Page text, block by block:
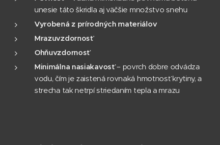
unesie táto škridla aj väčšie množstvo snehu
Vyrobená z prírodných materiálov
Mrazuvzdornosť
Ohňuvzdornosť
Minimálna nasiakavosť– povrch dobre odvádza
vodu, čím je zaistená rovnaká hmotnosť krytiny, a
strecha tak netrpí striedaním tepla a mrazu